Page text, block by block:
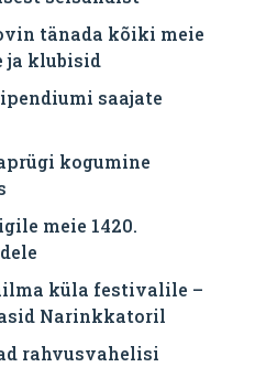
tänada kõiki meie
ja klubisid
saajate
kogumine
meie 1420.
küla festivalile –
Narinkkatoril
rahvusvahelisi